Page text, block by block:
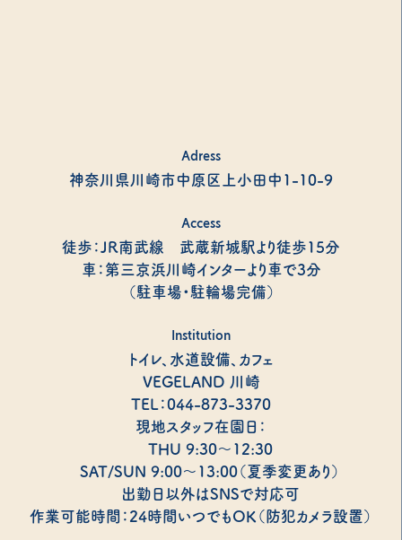
Adress
神奈川県川崎市中原区上小田中1-10-9
Access
徒歩：JR南武線 武蔵新城駅より徒歩15分
車：第三京浜川崎インターより車で3分
（駐車場・駐輪場完備）
Institution
トイレ、水道設備、カフェ
VEGELAND 川崎
TEL：044-873-3370
現地スタッフ在園日：
THU 9:30～12:30
SAT/SUN 9:00～13:00（夏季変更あり）
出勤日以外はSNSで対応可
作業可能時間：24時間いつでもOK（防犯カメラ設置）